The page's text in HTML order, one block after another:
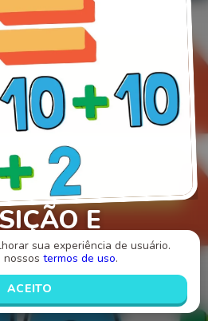
E
DE
BNCC
sua experiência de usuário.
termos de uso.
ACEITO